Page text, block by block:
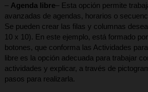
– Agenda libre– Esta opción permite
avanzadas de agendas, horarios o
Se pueden crear las filas y columnas
10 x 10). En este ejemplo, está formado
botones, que conforma las Actividades
libre es la opción adecuada para trabajar
actividades y explicar, a través de
pasos para realizarla.